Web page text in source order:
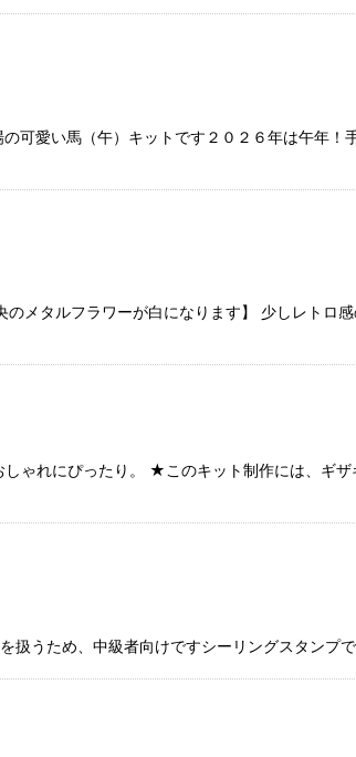
い馬（午）キットです２０２６年は午年！手
ルフラワーが白になります】 少しレトロ感
ゃれにぴったり。 ★このキット制作には、ギ
め、中級者向けですシーリングスタンプで